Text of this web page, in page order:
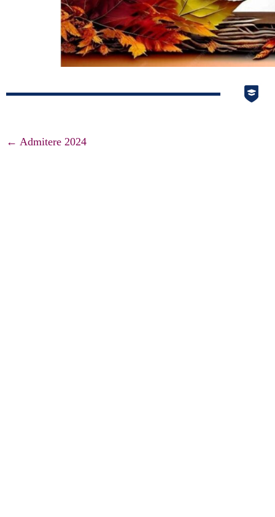
Navigare
← Admitere 2024